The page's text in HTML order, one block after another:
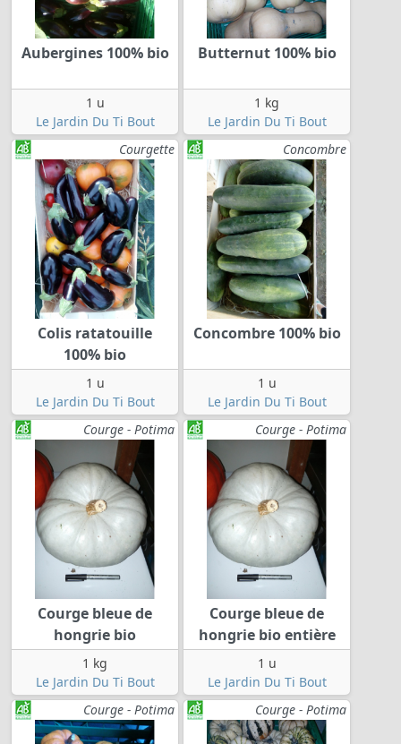
Aubergines 100% bio
1 u
Le Jardin Du Ti Bout
Butternut 100% bio
1 kg
Le Jardin Du Ti Bout
Courgette
Colis ratatouille
100% bio
1 u
Le Jardin Du Ti Bout
Concombre
Concombre 100% bio
1 u
Le Jardin Du Ti Bout
Courge - Potima
Courge bleue de
hongrie bio
1 kg
Le Jardin Du Ti Bout
Courge - Potima
Courge bleue de
hongrie bio entière
1 u
Le Jardin Du Ti Bout
Courge - Potima
Courge - Potima